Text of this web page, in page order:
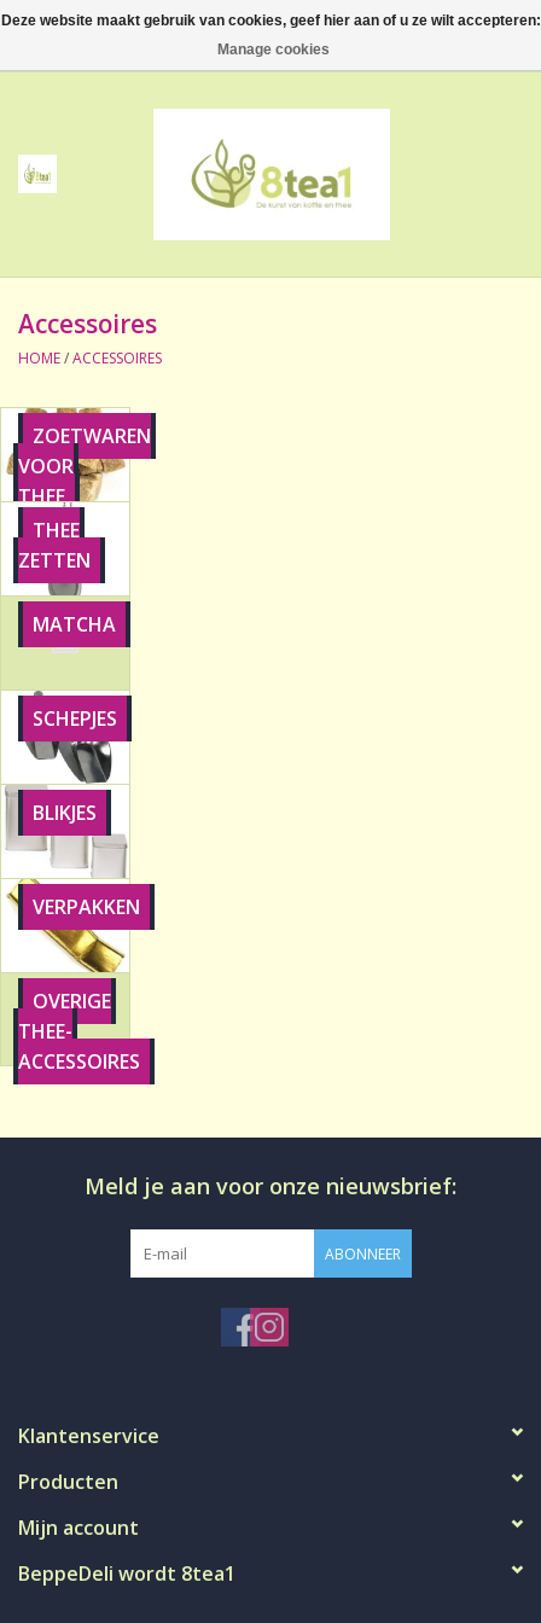
0 Artikelen - €--,--
Thee
Accessoires
BeppeDeli en 8tea1
Contact
Sale!
Laatste kans!
Accessoires
HOME/ACCESSOIRES
ZOETWAREN
VOOR
THEE
THEE
ZETTEN
MATCHA
SCHEPJES
BLIKJES
VERPAKKEN
OVERIGE
THEE-
ACCESSOIRES
Meld je aan voor onze nieuwsbrief:
ABONNEER
Klantenservice
Producten
Mijn account
BeppeDeli wordt 8tea1
Deze website maakt gebruik van cookies, geef hier aan of u ze wilt accepteren:
Manage cookies